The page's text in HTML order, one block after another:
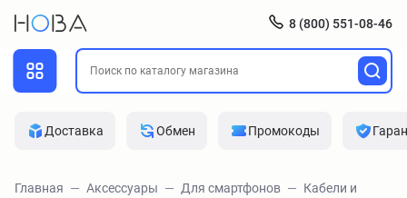
8 (800) 551-08-46
Доставка Обмен Промокоды
Главная Аксессуары Для смартфонов
Кабели и